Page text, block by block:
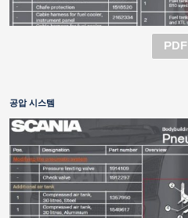
PDF
공압 시스템